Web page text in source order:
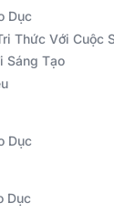
Dục
Thức Với Cuộc
Sáng Tạo
Dục
Dục